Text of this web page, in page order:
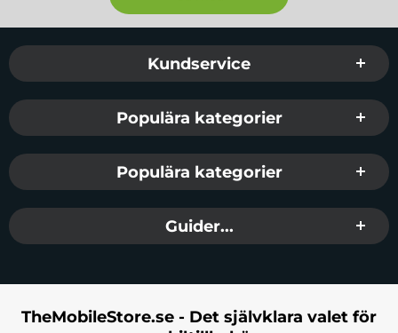
Sidfot Blandad info och länkar
Kundservice
Populära kategorier
Populära kategorier
Guider...
TheMobileStore.se - Det självklara valet för